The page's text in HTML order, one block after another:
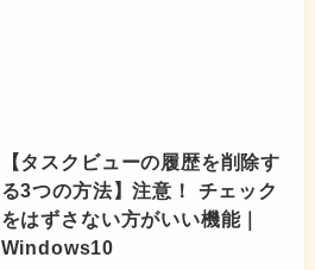
【タスクビューの履歴を削除す
る3つの方法】注意！ チェック
をはずさない方がいい機能｜
Windows10